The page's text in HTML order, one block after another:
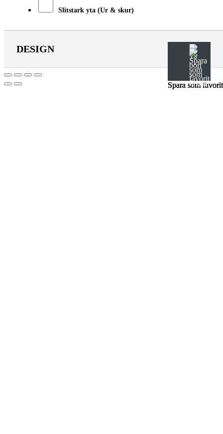
Spara som favorit
Spara som favorit
Spara som favorit
Slitstark yta (Ur & skur)
DESIGN